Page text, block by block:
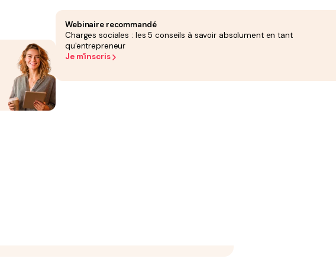
Webinaire recommandé
Charges sociales : les 5 conseils à savoir absolument en tant
qu'entrepreneur
Je m'inscris
liquidation ;
en cas de liquidation judiciaire.
de fermeture.
légales. Il peut s’agir soit d'un
du capital et l’adresse du siège ;
dans un support d'annonces légales ;
mentionner « Société en liquidation » ainsi que le nom du liquidateur.